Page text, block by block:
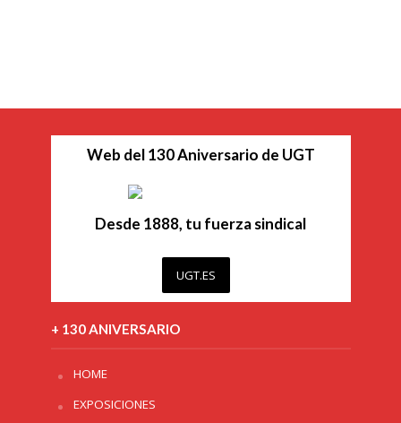
Web del 130 Aniversario de UGT
Desde 1888, tu fuerza sindical
UGT.ES
+ 130 ANIVERSARIO
HOME
EXPOSICIONES